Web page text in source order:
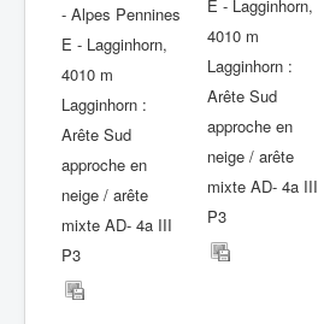
- Alpes Pennines
E - Lagginhorn,
4010 m
Lagginhorn :
Arête Sud
approche en
neige / arête
mixte AD- 4a III
P3
E - Lagginhorn,
4010 m
Lagginhorn :
Arête Sud
approche en
neige / arête
mixte AD- 4a III
P3